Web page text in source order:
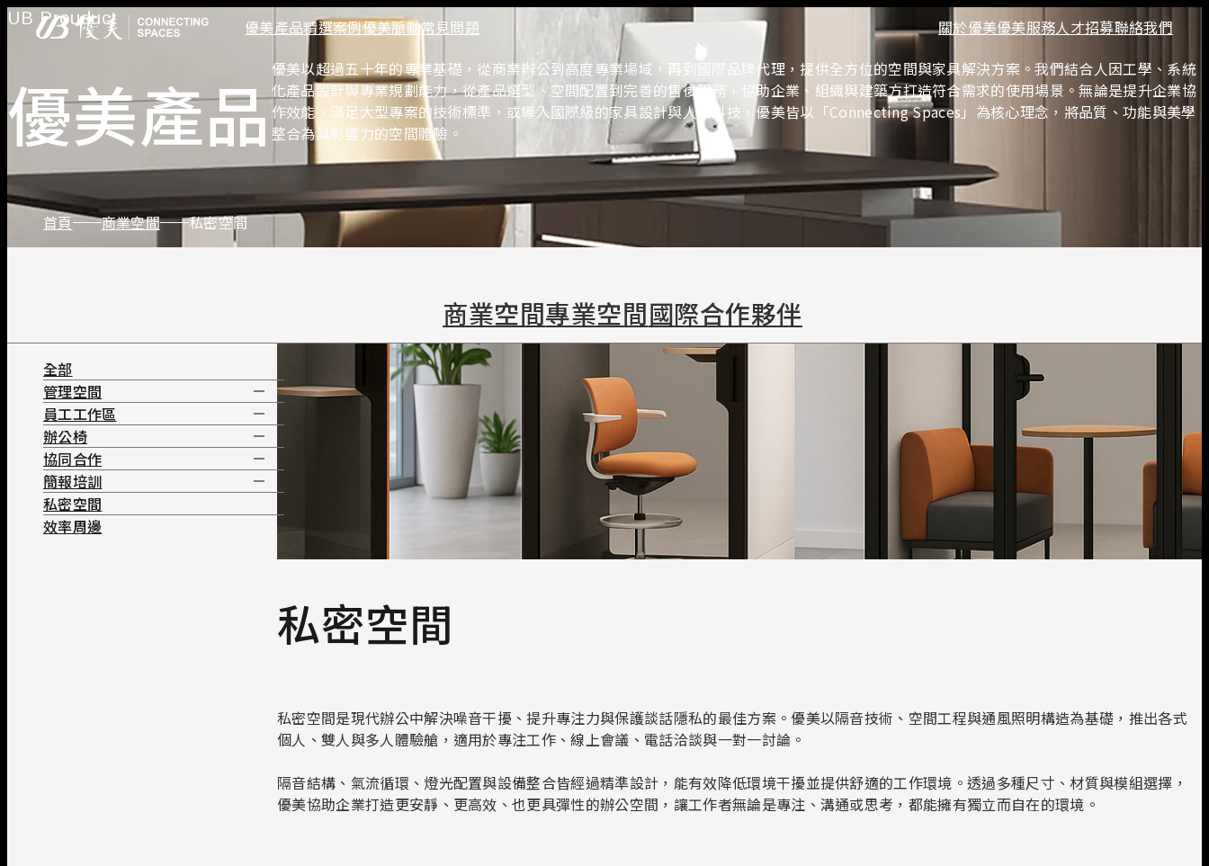
優美產品
管理空間
主管桌
會議桌
主管沙發
員工工作區
系統工作站
收納
辦公椅
高階主管皮椅
職員工作椅
協同合作
大廳沙發
洽談椅
洽談桌
休閒沙發
餐廳傢俱
簡報培訓
知識共享
培訓桌
視聽椅
私密空間 效率周邊
劇院空間
精選案例優美脈動常見問題 關於優美優美服務人才招募聯絡我們
UB Prouduct
優美產品優美以超過五十年的專業基礎，從商業辦公到高度專業場域，再到國際品牌代理，提供全方位的空間與家具解決方案。我們結合人因工學、系統
化產品設計與專業規劃能力，從產品選型、空間配置到完善的售後服務，協助企業、組織與建築方打造符合需求的使用場景。無論是提升企業協
作效能、滿足大型專案的技術標準，或導入國際級的家具設計與人因科技，優美皆以「Connecting Spaces」為核心理念，將品質、功能與美學
整合為具影響力的空間體驗。
首頁 商業空間 私密空間
商業空間專業空間國際合作夥伴
全部
管理空間
主管桌
員工工作區
辦公椅
協同合作
簡報培訓
私密空間
效率周邊
私密空間
私密空間是現代辦公中解決噪音干擾、提升專注力與保護談話隱私的最佳方案。優美以隔音技術、空間工程與通風照明構造為基礎，推出各式
個人、雙人與多人體驗艙，適用於專注工作、線上會議、電話洽談與一對一討論。
隔音結構、氣流循環、燈光配置與設備整合皆經過精準設計，能有效降低環境干擾並提供舒適的工作環境。透過多種尺寸、材質與模組選擇，
優美協助企業打造更安靜、更高效、也更具彈性的辦公空間，讓工作者無論是專注、溝通或思考，都能擁有獨立而自在的環境。